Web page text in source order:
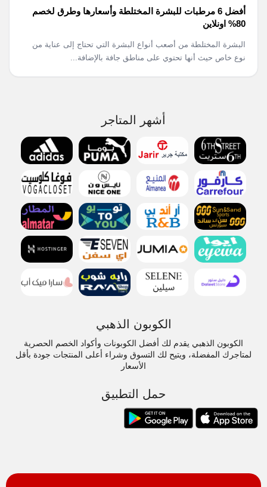
أفضل 6 مرطبات للبشرة المختلطة وأسعارها وطرق لخصم
80% اونلاين
البشرة المختلطة من أصعب أنواع البشرة التي تحتاج إلى عناية من
نوع خاص حيث أنها تحتوي على مناطق جافة بالإضافة...
أشهر المتاجر
الكوبون الذهبي
الكوبون الذهبي يقدم لك أفضل الكوبونات وأكواد الخصم الحصرية
لمتاجرك المفضلة، ويتيح لك التسوق وشراء أعلى المنتجات جودة بأقل
الأسعار
حمل التطبيق